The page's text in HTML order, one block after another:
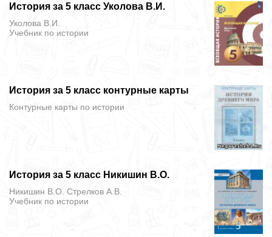
История за 5 класс Уколова В.И.
Уколова В.И.
Учебник по истории
История за 5 класс контурные карты
Контурные карты по истории
История за 5 класс Никишин В.О.
Никишин В.О. Стрелков А.В.
Учебник по истории